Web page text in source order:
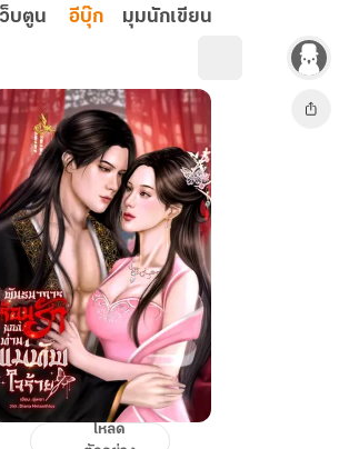
ว็บตูน อีบุ๊ก มุมนักเขียน
พันธนาการ
โหลด